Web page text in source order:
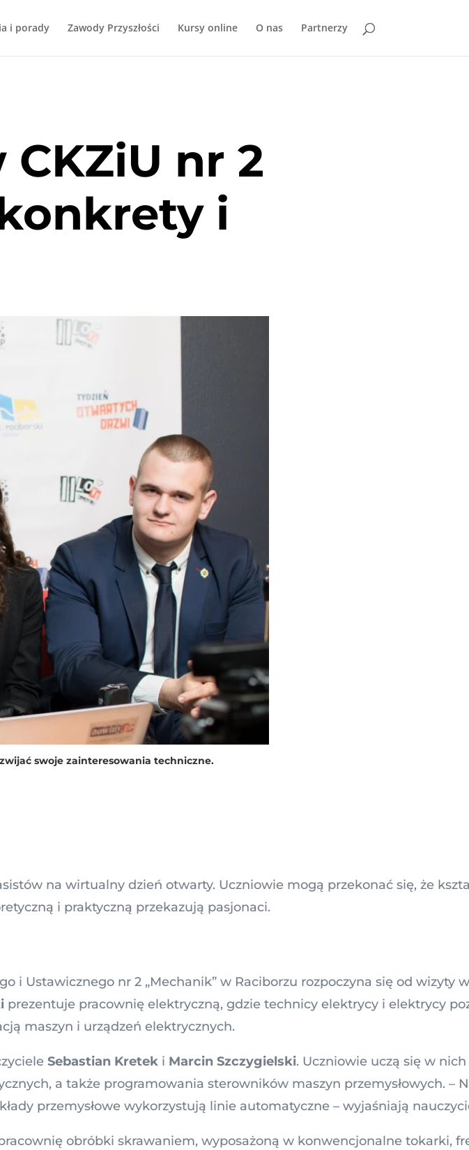
i porady Zawody Przyszłości Kursy online O nas Partnerzy
nr 2
i
swoje zainteresowania techniczne.
na wirtualny dzień otwarty. Uczniowie mogą przekonać się, że
i praktyczną przekazują pasjonaci.
i Ustawicznego nr 2 „Mechanik” w Raciborzu rozpoczyna się od wizyty
prezentuje pracownię elektryczną, gdzie technicy elektrycy i elektrycy
maszyn i urządzeń elektrycznych.
Sebastian Kretek i Marcin Szczygielski. Uczniowie uczą się w nich
a także programowania sterowników maszyn przemysłowych. –
przemysłowe wykorzystują linie automatyczne – wyjaśniają
obróbki skrawaniem, wyposażoną w konwencjonalne tokarki,